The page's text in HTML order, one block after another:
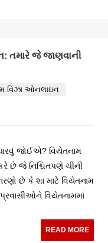
તમારે જે જાણવાની
વિઝા ઓનલાઇન
જોઈએ? વિયેતનામ
જે નિશ્ચિતપણે ચીની
છે કે શા માટે વિયેતનામ
વિયેતનામમાં
READ MORE